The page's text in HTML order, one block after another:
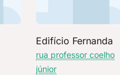
Edifício Fernanda
rua professor coelho
júnior